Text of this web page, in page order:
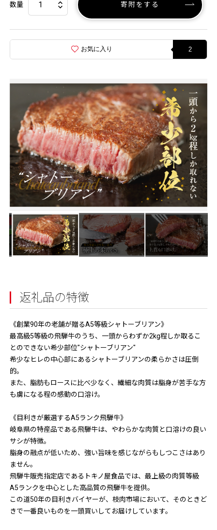
数量 寄附をする
お気に入り 2
返礼品の特徴
《創業90年の老舗が贈るA5等級シャトーブリアン》
最高級5等級の飛騨牛のうち、一頭からわずか2kg程しか取るこ
とのできない希少部位"シャトーブリアン"
希少なヒレの中心部にあるシャトーブリアンの柔らかさは圧倒
的。
また、脂肪もロースに比べ少なく、繊細な肉質は脂身が苦手な方
も虜になる程の感動の口溶け。
《目利きが厳選するA5ランク飛騨牛》
岐阜県の特産品である飛騨牛は、やわらかな肉質と口溶けの良い
サシが特徴。
脂身の融点が低いため、強い旨味を感じながらもしつこさはあり
ません。
飛騨牛販売指定店であるトキノ屋食品では、最上級の肉質等級
A5ランクを中心とした高品質の飛騨牛を提供。
この道50年の目利きバイヤーが、枝肉市場において、そのときど
きで一番良いものを一頭買いしてお届けしています。